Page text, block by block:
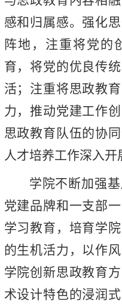
感和归属感。强化
阵地，注重将党的
育，将党的优良传
活；注重将思政教
力，推动党建工作
思政教育队伍的协
人才培养工作深入开
学院不断加强
党建品牌和一支部
学习教育，培育学
的生机活力，以作
学院创新思政教育
术设计特色的浸润